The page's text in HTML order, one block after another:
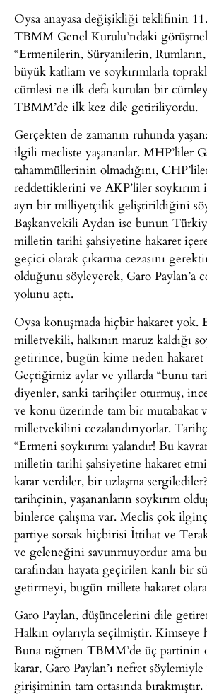
Oysa anayasa değişikliği teklifinin
TBMM Genel Kurulu’ndaki
“Ermenilerin, Süryanilerin,
büyük katliam ve soykırımlarla
cümlesi ne ilk defa kurulan bir
TBMM’de ilk kez dile getiriliyordu.
Gerçekten de zamanın ruhunda
ilgili mecliste yaşananlar. MHP’liler
tahammüllerinin olmadığını,
reddettiklerini ve AKP’liler soykırım
ayrı bir milliyetçilik geliştirildiğini
Başkanvekili Aydan ise bunun
milletin tarihi şahsiyetine hakaret
geçici olarak çıkarma cezasını
olduğunu söyleyerek, Garo Paylan’a
yolunu açtı.
Oysa konuşmada hiçbir hakaret yok.
milletvekili, halkının maruz kaldığı
getirince, bugün kime neden hakaret
Geçtiğimiz aylar ve yıllarda “bunu
diyenler, sanki tarihçiler oturmuş,
ve konu üzerinde tam bir mutabakat
milletvekilini cezalandırıyorlar.
“Ermeni soykırımı yalandır! Bu
milletin tarihi şahsiyetine hakaret
karar verdiler, bir uzlaşma
tarihçinin, yaşananların soykırım
binlerce çalışma var. Meclis çok
partiye sorsak hiçbirisi İttihat ve
ve geleneğini savunmuyordur ama
tarafından hayata geçirilen kanlı bir
getirmeyi, bugün millete hakaret
Garo Paylan, düşüncelerini dile
Halkın oylarıyla seçilmiştir. Kimseye
Buna rağmen TBMM’de üç partinin
karar, Garo Paylan’ı nefret
girişiminin tam ortasında